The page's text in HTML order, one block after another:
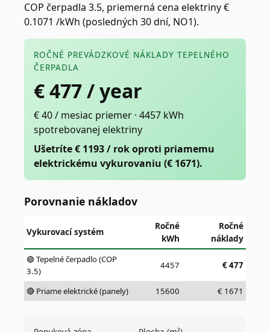
COP čerpadla 3.5, priemerná cena elektriny €
0.1071 /kWh (posledných 30 dní, NO1).
ROČNÉ PREVÁDZKOVÉ NÁKLADY TEPELNÉHO
ČERPADLA
€477/ year
€ 40 / mesiac priemer · 4457 kWh
spotrebovanej elektriny
Ušetríte € 1193 / rok oproti priamemu
elektrickému vykurovaniu (€ 1671).
Porovnanie nákladov
Vykurovací systém
Ročné
kWh
Ročné
náklady
🟢 Tepelné čerpadlo (COP
3.5)
4457 €477
🔴 Priame elektrické (panely) 15600 € 1671